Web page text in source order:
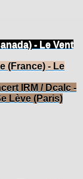
- Le Vent
(France) - Le
IRM / Dcalc -
Lève (Paris)